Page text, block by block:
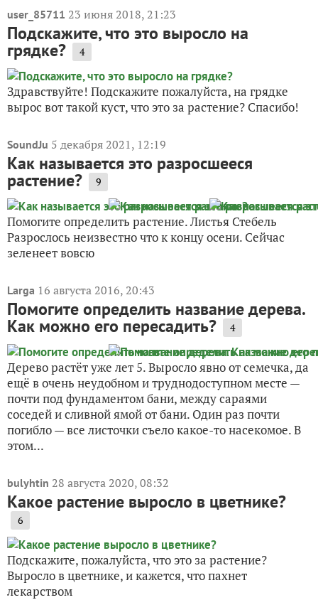
user_85711 23 июня 2018, 21:23
Подскажите, что это выросло на
грядке? 4
Здравствуйте! Подскажите пожалуйста, на грядке
вырос вот такой куст, что это за растение? Спасибо!
SoundJu 5 декабря 2021, 12:19
Как называется это разросшееся
растение? 9
Помогите определить растение. Листья Стебель
Разрослось неизвестно что к концу осени. Сейчас
зеленеет вовсю
Larga 16 августа 2016, 20:43
Помогите определить название дерева.
Как можно его пересадить? 4
Дерево растёт уже лет 5. Выросло явно от семечка, да
ещё в очень неудобном и труднодоступном месте —
почти под фундаментом бани, между сараями
соседей и сливной ямой от бани. Один раз почти
погибло — все листочки съело какое-то насекомое. В
этом...
bulyhtin 28 августа 2020, 08:32
Какое растение выросло в цветнике?
6
Подскажите, пожалуйста, что это за растение?
Выросло в цветнике, и кажется, что пахнет
лекарством